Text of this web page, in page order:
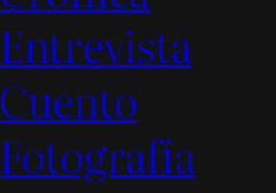
Entrevista
Cuento
Fotografía